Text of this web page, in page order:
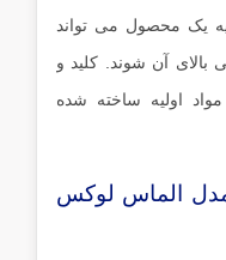
یک محصول می تواند
بالای آن شوند. کلید و
اولیه ساخته شده
مدل الماس لوکس